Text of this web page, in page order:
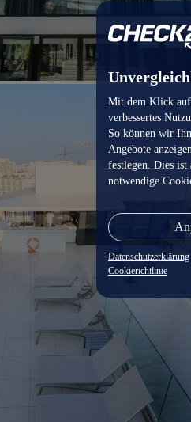
Mit dem Klick auf
verbessertes
So können wir
Angebote
festlegen. Dies
notwendige
Datenschutzerklärung
Cookierichtlinie